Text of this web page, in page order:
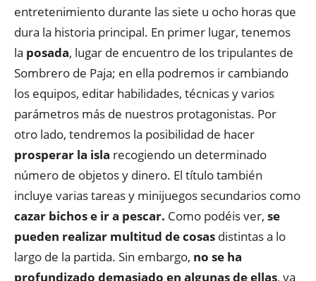
entretenimiento durante las siete u ocho horas que
dura la historia principal. En primer lugar, tenemos
la posada, lugar de encuentro de los tripulantes de
Sombrero de Paja; en ella podremos ir cambiando
los equipos, editar habilidades, técnicas y varios
parámetros más de nuestros protagonistas. Por
otro lado, tendremos la posibilidad de hacer
prosperar la isla recogiendo un determinado
número de objetos y dinero. El título también
incluye varias tareas y minijuegos secundarios como
cazar bichos e ir a pescar. Como podéis ver, se
pueden realizar multitud de cosas distintas a lo
largo de la partida. Sin embargo, no se ha
profundizado demasiado en algunas de ellas, ya